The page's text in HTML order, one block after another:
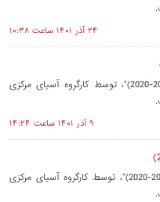
۲۴ آذر ۱۴۰۱ ساعت ۱۰:۳۸
اینفوگرافیک "روندنگاری تجارت خارجی قزاقستان (2010-2020)"، توسط کارگروه آسیای مرکزی
۹ آذر ۱۴۰۱ ساعت ۱۴:۲۴
اینفوگرافیک "روندنگاری تجارت خارجی ترکمنستان (2010-2020)"، توسط کارگروه آسیای مرکزی